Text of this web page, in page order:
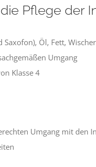
Pflege der
Öl, Fett,
Umgang
Klasse 4
Umgang mit den